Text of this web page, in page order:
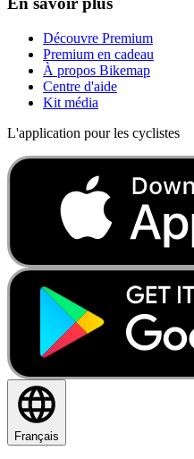
Découvre Premium
Premium en cadeau
À propos Bikemap
Centre d'aide
Kit média
L'application pour les cyclistes
Français